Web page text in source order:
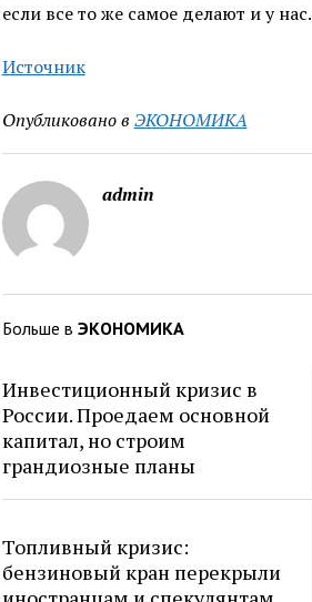
если все то же самое делают и у нас.
Источник
Опубликовано в ЭКОНОМИКА
admin
Больше в ЭКОНОМИКА
Инвестиционный кризис в
России. Проедаем основной
капитал, но строим
грандиозные планы
Топливный кризис:
бензиновый кран перекрыли